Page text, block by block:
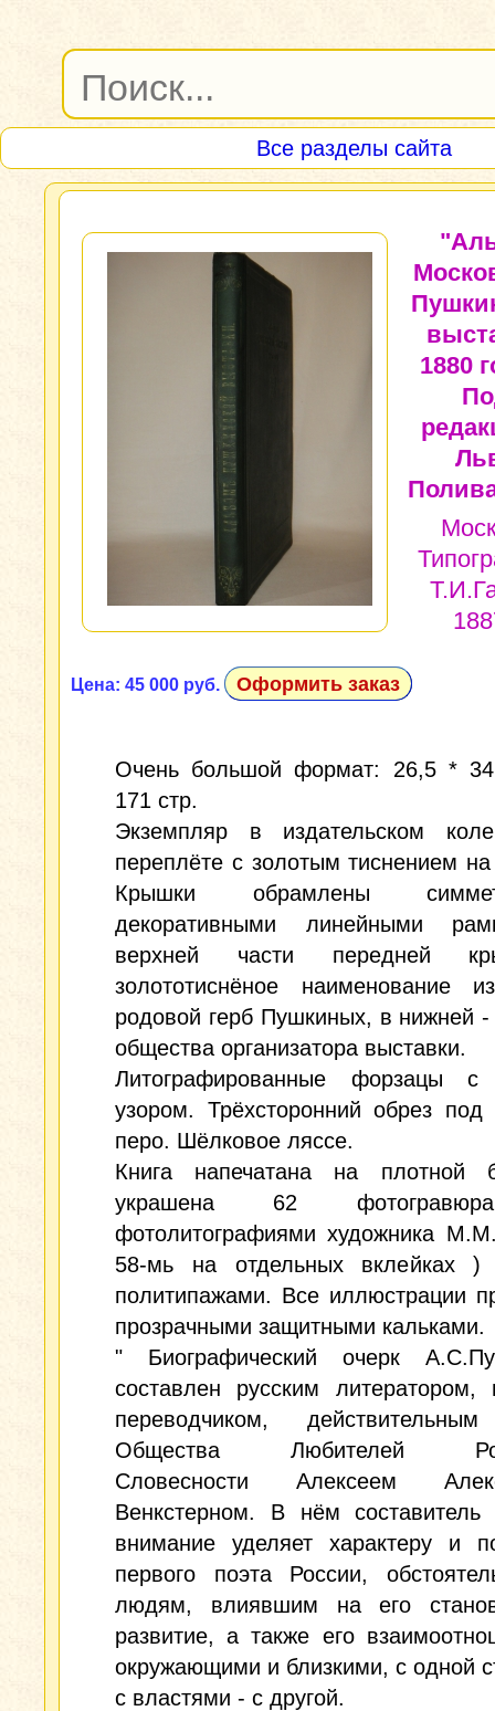
Все разделы сайта
1880
Цена: 45 000 руб. Оформить заказ
Очень большой формат: 26,5 *
171 стр.
Экземпляр в издательском
переплёте с золотым тиснением
Крышки обрамлены
декоративными линейными
верхней части передней
золототиснёное наименование
родовой герб Пушкиных, в нижней -
общества организатора выставки.
Литографированные форзацы с
узором. Трёхсторонний обрез под
перо. Шёлковое ляссе.
Книга напечатана на плотной
украшена 62
фотолитографиями художника
58-мь на отдельных вклейках
политипажами. Все иллюстрации
прозрачными защитными кальками.
" Биографический очерк
составлен русским литератором,
переводчиком,
Общества Любителей
Словесности Алексеем
Венкстерном. В нём составитель
внимание уделяет характеру и
первого поэта России,
людям, влиявшим на его
развитие, а также его
окружающими и близкими, с одной
с властями - с другой.